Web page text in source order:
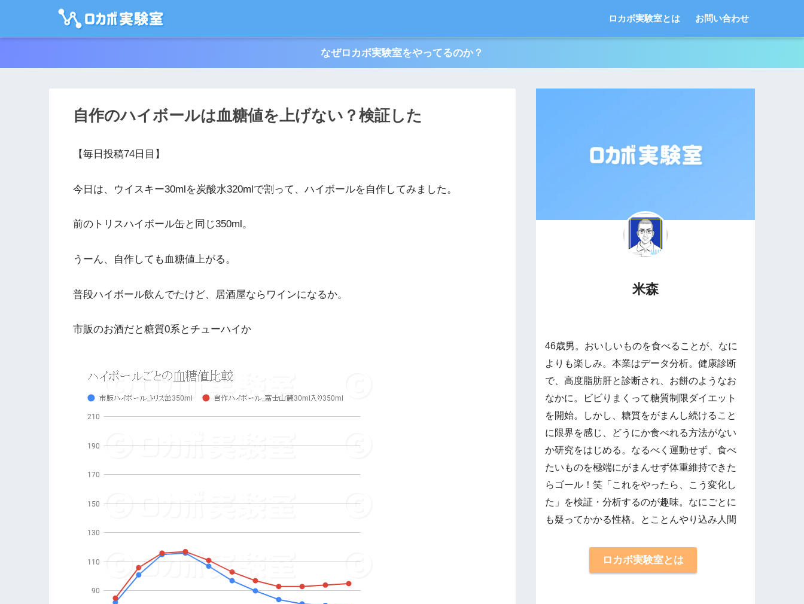
ロカボ実験室とは お問い合わせ
なぜロカボ実験室をやってるのか？
自作のハイボールは血糖値を上げない？検証した
【毎日投稿74日目】
今日は、ウイスキー30mlを炭酸水320mlで割って、ハイボールを自作してみました。
前のトリスハイボール缶と同じ350ml。
うーん、自作しても血糖値上がる。
普段ハイボール飲んでたけど、居酒屋ならワインになるか。
市販のお酒だと糖質0系とチューハイか
米森
46歳男。おいしいものを食べることが、なに
よりも楽しみ。本業はデータ分析。健康診断
で、高度脂肪肝と診断され、お餅のようなお
なかに。ビビりまくって糖質制限ダイエット
を開始。しかし、糖質をがまんし続けること
に限界を感じ、どうにか食べれる方法がない
か研究をはじめる。なるべく運動せず、食べ
たいものを極端にがまんせず体重維持できた
らゴール！笑「これをやったら、こう変化し
た」を検証・分析するのが趣味。なにごとに
も疑ってかかる性格。とことんやり込み人間
ロカボ実験室とは